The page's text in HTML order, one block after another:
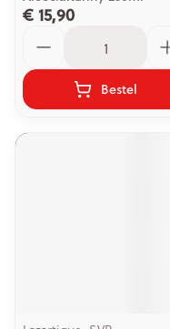
€ 15,90
Bestel